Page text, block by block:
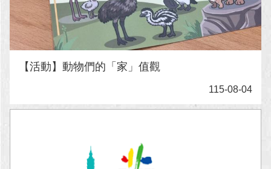
【活動】動物們的「家」值觀
115-08-04